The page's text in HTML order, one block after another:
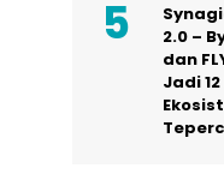
2.0 –
dan
Jadi